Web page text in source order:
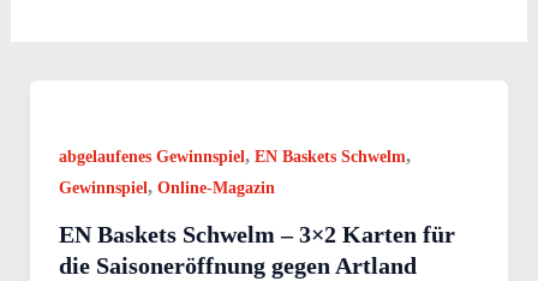
abgelaufenes Gewinnspiel, EN Baskets Schwelm,
Gewinnspiel, Online-Magazin
EN Baskets Schwelm – 3×2 Karten für
die Saisoneröffnung gegen Artland